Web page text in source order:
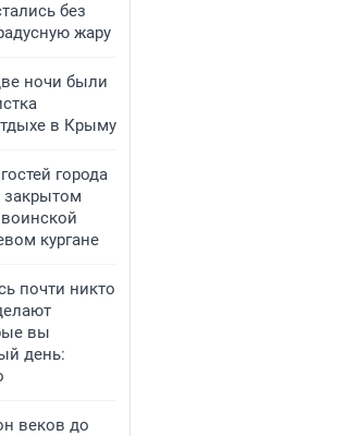
без
жару
ночи были
в Крыму
города
закрытом
кургане
почти никто
вы
день:
веков до